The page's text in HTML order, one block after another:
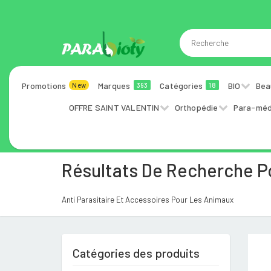
Promotions New Marques 393 Catégories 18 BIO
OFFRE SAINT VALENTIN Orthopédie Para-
Résultats De Recherche
Anti Parasitaire Et Accessoires Pour Les Animaux
Catégories des produits